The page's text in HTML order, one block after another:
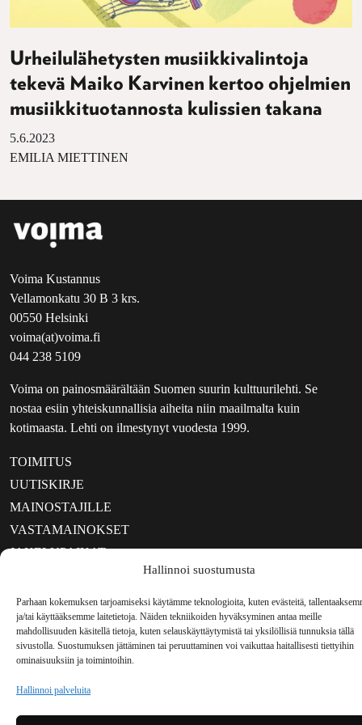
Hallinnoi suostumusta
Parhaan kokemuksen tarjoamiseksi käytämme teknologioita, kuten evästeitä,
ja/tai käyttääksemme laitetietoja. Näiden tekniikoiden hyväksyminen antaa meille
mahdollisuuden käsitellä tietoja, kuten selauskäyttäytymistä tai yksilöllisiä tunnuksia tällä
sivustolla. Suostumuksen jättäminen tai peruuttaminen voi vaikuttaa haitallisesti tiettyihin
ominaisuuksiin ja toimintoihin.
Hallinnoi palveluita
Urheilulähetysten musiikkivalintoja
tekevä Maiko Karvinen kertoo ohjelmien
musiikkituotannosta kulissien takana
5.6.2023
EMILIA MIETTINEN
Voima Kustannus
Vellamonkatu 30 B 3 krs.
00550 Helsinki
voima(at)voima.fi
044 238 5109
Voima on painosmäärältään Suomen suurin kulttuurilehti. Se
nostaa esiin yhteiskunnallisia aiheita niin maailmalta kuin
kotimaasta. Lehti on ilmestynyt vuodesta 1999.
TOIMITUS
UUTISKIRJE
MAINOSTAJILLE
VASTAMAINOKSET
JAKELUPAIKAT
EVÄSTEKÄYTÄNTÖ (EU)
TILAUKSEN PERUUTUSPYYNTÖ
TILAUSOHJEET JA -EHDOT